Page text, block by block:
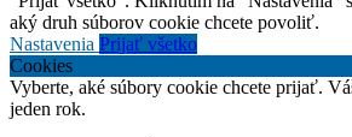
aký druh súborov cookie chcete povoliť.
Nastavenia Prijať všetko
Cookies
Vyberte, aké súbory cookie chcete prijať.
jeden rok.